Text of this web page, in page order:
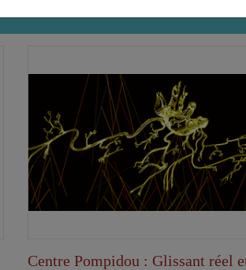
Centre Pompidou : Glissant réel